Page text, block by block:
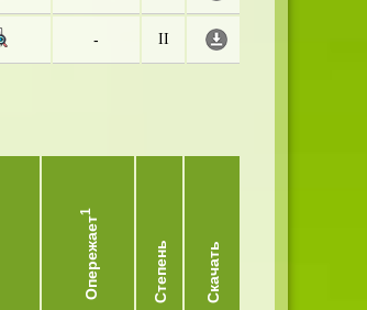
- II
Опережает
1
Степень Скачать